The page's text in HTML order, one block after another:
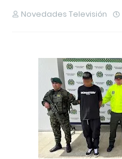
Novedades Televisión